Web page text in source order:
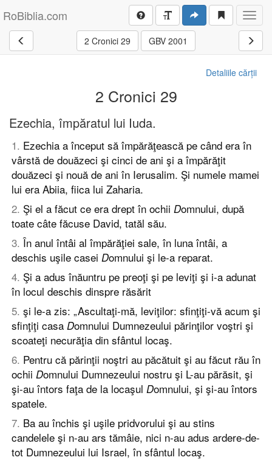
RoBiblia.com
2 Cronici 29 GBV 2001
Detaliile cărții
2 Cronici 29
Ezechia, împăratul lui Iuda.
1. Ezechia a început să împărăţească pe când era în
vârstă de douăzeci şi cinci de ani şi a împărăţit
douăzeci şi nouă de ani în Ierusalim. Şi numele mamei
lui era Abiia, fiica lui Zaharia.
2. Şi el a făcut ce era drept în ochii Domnului, după
toate câte făcuse David, tatăl său.
3. În anul întâi al împărăţiei sale, în luna întâi, a
deschis uşile casei Domnului şi le-a reparat.
4. Şi a adus înăuntru pe preoţi şi pe leviţi şi i-a adunat
în locul deschis dinspre răsărit
5. şi le-a zis: „Ascultaţi-mă, leviţilor: sfinţiţi-vă acum şi
sfinţiţi casa Domnului Dumnezeului părinţilor voştri şi
scoateţi necurăţia din sfântul locaş.
6. Pentru că părinţii noştri au păcătuit şi au făcut rău în
ochii Domnului Dumnezeului nostru şi L-au părăsit, şi
şi-au întors faţa de la locaşul Domnului, şi şi-au întors
spatele.
7. Ba au închis şi uşile pridvorului şi au stins
candelele şi n-au ars tămâie, nici n-au adus ardere-de-
tot Dumnezeului lui Israel, în sfântul locaş.